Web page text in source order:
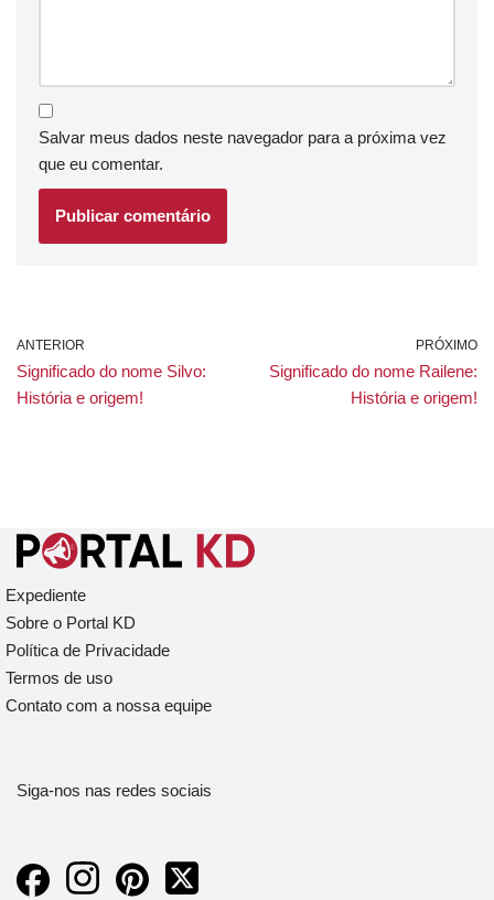
Salvar meus dados neste navegador para a próxima vez
que eu comentar.
ANTERIOR
Significado do nome Silvo:
História e origem!
PRÓXIMO
Significado do nome Railene:
História e origem!
Expediente
Sobre o Portal KD
Política de Privacidade
Termos de uso
Contato com a nossa equipe
Siga-nos nas redes sociais